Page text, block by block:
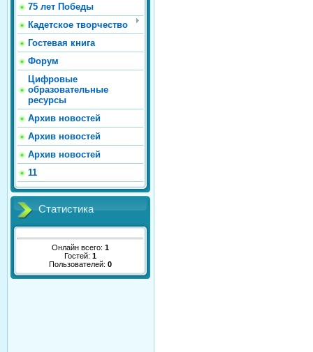
75 лет Победы
Кадетское творчество
Гостевая книга
Форум
Цифровые
образовательные
ресурсы
Архив новостей
Архив новостей
Архив новостей
11
Статистика
Онлайн всего: 1
Гостей: 1
Пользователей: 0